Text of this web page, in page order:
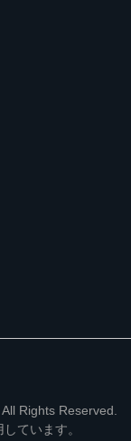
Rights Reserved.
ています。